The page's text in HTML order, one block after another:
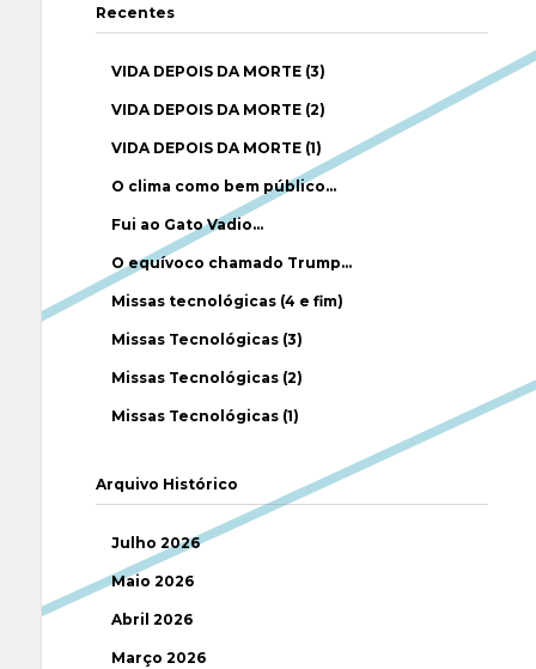
Recentes
VIDA DEPOIS DA MORTE (3)
VIDA DEPOIS DA MORTE (2)
VIDA DEPOIS DA MORTE (1)
O clima como bem público…
Fui ao Gato Vadio…
O equívoco chamado Trump…
Missas tecnológicas (4 e fim)
Missas Tecnológicas (3)
Missas Tecnológicas (2)
Missas Tecnológicas (1)
Arquivo Histórico
Julho 2026
Maio 2026
Abril 2026
Março 2026